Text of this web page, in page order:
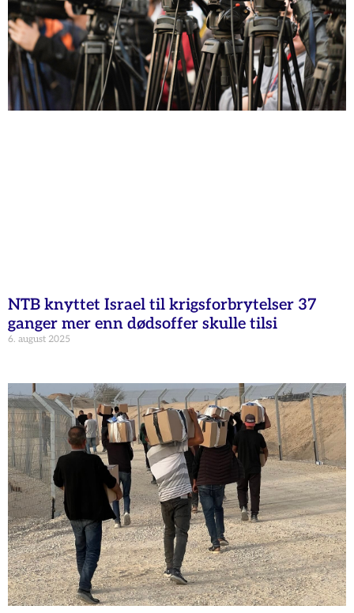
NTB knyttet Israel til krigsforbrytelser 37
ganger mer enn dødsoffer skulle tilsi
6. august 2025